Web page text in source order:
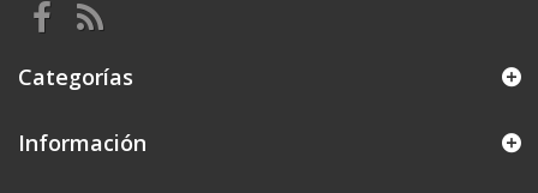
Categorías
Información